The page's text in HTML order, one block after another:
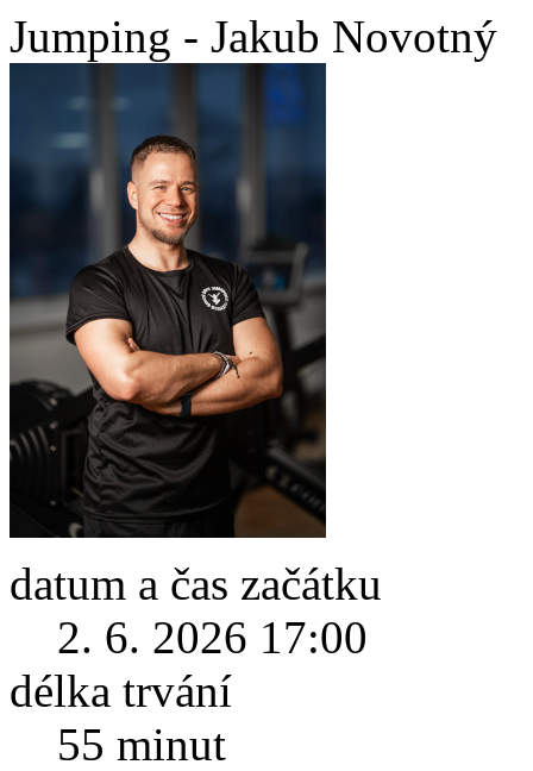
Jumping - Jakub Novotný
datum a čas začátku
2. 6. 2026 17:00
délka trvání
55 minut